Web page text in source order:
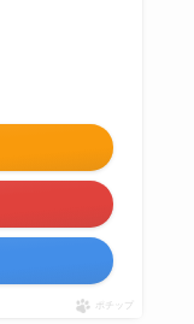
ポチップ